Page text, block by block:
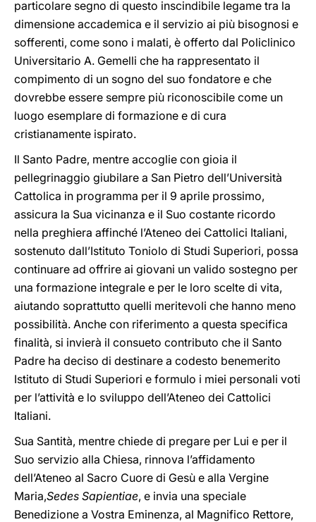
particolare segno di questo inscindibile legame tra la
dimensione accademica e il servizio ai più bisognosi e
sofferenti, come sono i malati, è offerto dal Policlinico
Universitario A. Gemelli che ha rappresentato il
compimento di un sogno del suo fondatore e che
dovrebbe essere sempre più riconoscibile come un
luogo esemplare di formazione e di cura
cristianamente ispirato.
Il Santo Padre, mentre accoglie con gioia il
pellegrinaggio giubilare a San Pietro dell’Università
Cattolica in programma per il 9 aprile prossimo,
assicura la Sua vicinanza e il Suo costante ricordo
nella preghiera affinché l’Ateneo dei Cattolici Italiani,
sostenuto dall’Istituto Toniolo di Studi Superiori, possa
continuare ad offrire ai giovani un valido sostegno per
una formazione integrale e per le loro scelte di vita,
aiutando soprattutto quelli meritevoli che hanno meno
possibilità. Anche con riferimento a questa specifica
finalità, si invierà il consueto contributo che il Santo
Padre ha deciso di destinare a codesto benemerito
Istituto di Studi Superiori e formulo i miei personali voti
per l’attività e lo sviluppo dell’Ateneo dei Cattolici
Italiani.
Sua Santità, mentre chiede di pregare per Lui e per il
Suo servizio alla Chiesa, rinnova l’affidamento
dell’Ateneo al Sacro Cuore di Gesù e alla Vergine
Maria,Sedes Sapientiae, e invia una speciale
Benedizione a Vostra Eminenza, al Magnifico Rettore,